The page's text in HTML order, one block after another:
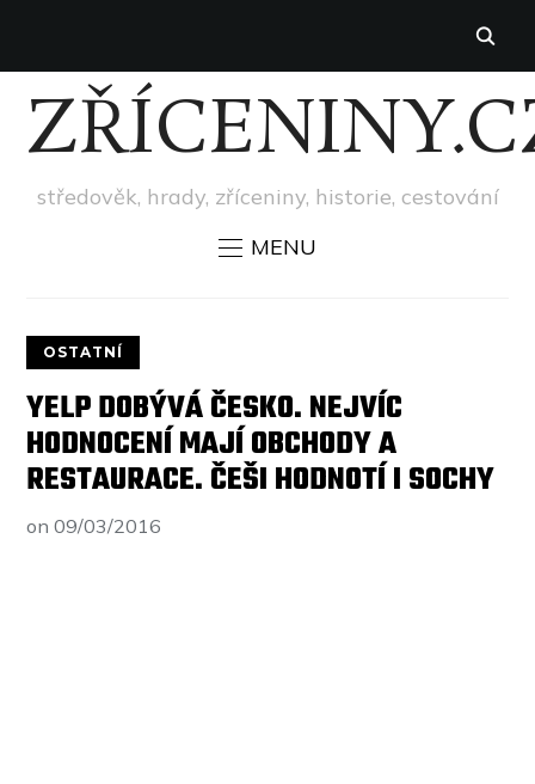
středověk, hrady, zříceniny, historie, cestování
MENU
OSTATNÍ
YELP DOBÝVÁ ČESKO. NEJVÍC
HODNOCENÍ MAJÍ OBCHODY A
RESTAURACE. ČEŠI HODNOTÍ I SOCHY
on09/03/2016